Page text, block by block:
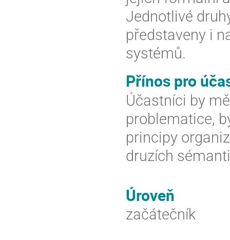
Jednotlivé
představeny i
systémů.
Přínos pro
Účastníci by
problematice,
principy
druzích
Úroveň
začátečník